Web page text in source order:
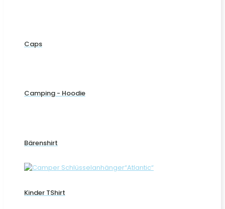
Caps
Camping - Hoodie
Bärenshirt
Kinder TShirt